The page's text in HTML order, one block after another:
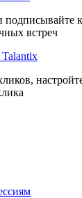
подписывайте
встреч
Talantix